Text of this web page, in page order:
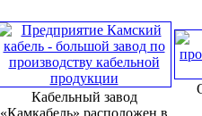
Кабельный завод
«Камкабель» расположен в